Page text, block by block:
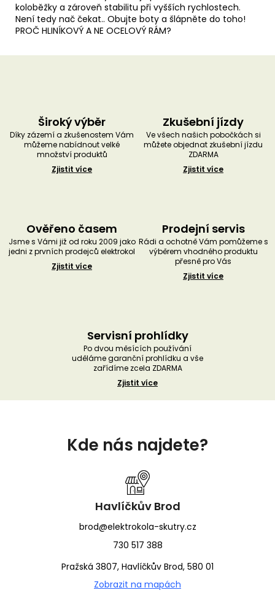
koloběžky a zároveň stabilitu při vyšších rychlostech.
Není tedy nač čekat.. Obujte boty a šlápněte do toho!
PROČ HLINÍKOVÝ A NE OCELOVÝ RÁM?
Široký výběr
Díky zázemí a zkušenostem Vám
můžeme nabídnout velké
množství produktů
Zjistit více
Zkušební jízdy
Ve všech našich pobočkách si
můžete objednat zkušební jízdu
ZDARMA
Zjistit více
Ověřeno časem
Jsme s Vámi již od roku 2009 jako
jedni z prvních prodejců elektrokol
Zjistit více
Prodejní servis
Rádi a ochotně Vám pomůžeme s
výběrem vhodného produktu
přesně pro Vás
Zjistit více
Servisní prohlídky
Po dvou měsících používání
uděláme garanční prohlídku a vše
zařídíme zcela ZDARMA
Zjistit více
Kde nás najdete?
Havlíčkův Brod
brod@elektrokola-skutry.cz
730 517 388
Pražská 3807, Havlíčkův Brod, 580 01
Zobrazit na mapách